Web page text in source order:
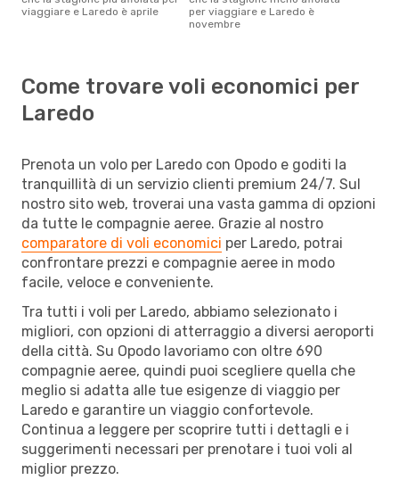
viaggiare e Laredo è aprile
per viaggiare e Laredo è
novembre
Come trovare voli economici per
Laredo
Prenota un volo per Laredo con Opodo e goditi la
tranquillità di un servizio clienti premium 24/7. Sul
nostro sito web, troverai una vasta gamma di opzioni
da tutte le compagnie aeree. Grazie al nostro
comparatore di voli economici per Laredo, potrai
confrontare prezzi e compagnie aeree in modo
facile, veloce e conveniente.
Tra tutti i voli per Laredo, abbiamo selezionato i
migliori, con opzioni di atterraggio a diversi aeroporti
della città. Su Opodo lavoriamo con oltre 690
compagnie aeree, quindi puoi scegliere quella che
meglio si adatta alle tue esigenze di viaggio per
Laredo e garantire un viaggio confortevole.
Continua a leggere per scoprire tutti i dettagli e i
suggerimenti necessari per prenotare i tuoi voli al
miglior prezzo.